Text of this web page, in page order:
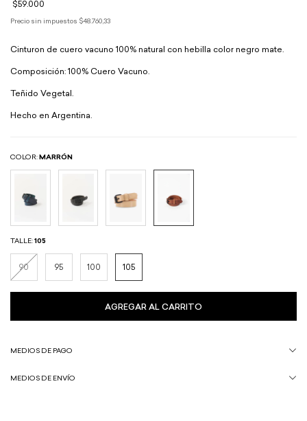
$59.000
Precio sin impuestos $48.760,33
Cinturon de cuero vacuno 100% natural con hebilla color negro mate.
Composición: 100% Cuero Vacuno.
Teñido Vegetal.
Hecho en Argentina.
COLOR: MARRÓN
TALLE:105
90 95 100 105
MEDIOS DE PAGO
MEDIOS DE ENVÍO